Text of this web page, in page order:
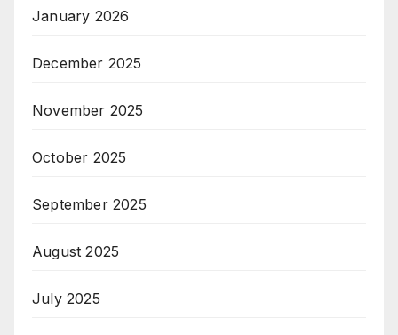
January 2026
December 2025
November 2025
October 2025
September 2025
August 2025
July 2025